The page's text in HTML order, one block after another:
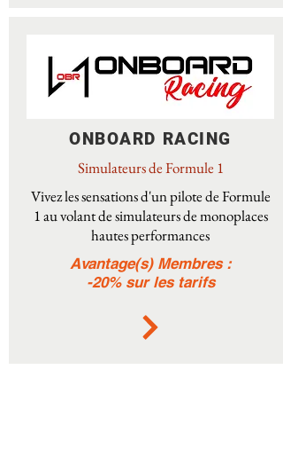
ONBOARD RACING
Simulateurs de Formule 1
Vivez les sensations d'un pilote de Formule
1 au volant de simulateurs de monoplaces
hautes performances
Avantage(s) Membres :
-20% sur les tarifs